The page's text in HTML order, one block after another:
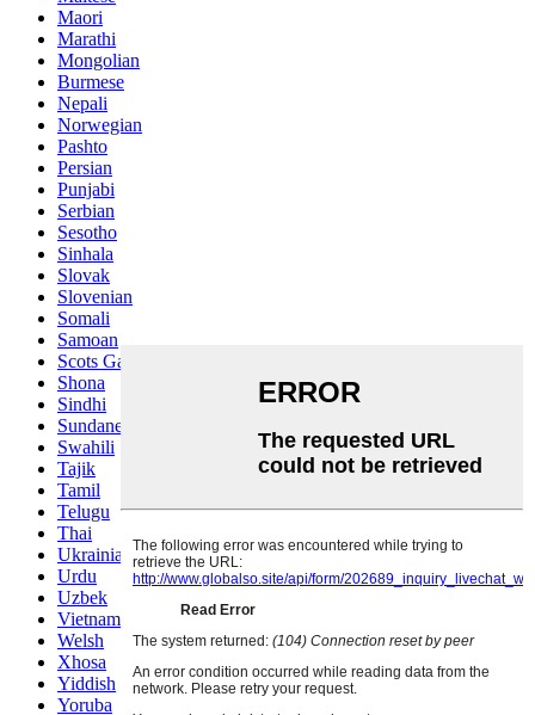
Maori
Marathi
Mongolian
Burmese
Nepali
Norwegian
Pashto
Persian
Punjabi
Serbian
Sesotho
Sinhala
Slovak
Slovenian
Somali
Samoan
Scots Gaelic
Shona
Sindhi
Sundanese
Swahili
Tajik
Tamil
Telugu
Thai
Ukrainian
Urdu
Uzbek
Vietnamese
Welsh
Xhosa
Yiddish
Yoruba